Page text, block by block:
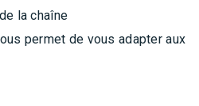
la chaîne
permet de vous adapter aux